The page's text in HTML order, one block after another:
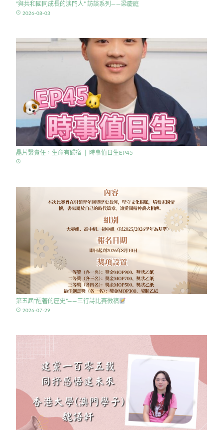
“與共和國同成長的澳門人” 訪談系列——梁慶庭
access_time 2026-08-03
晶片繫責任，生命有歸宿 │ 時事值日生EP45
access_time
第五屆”醒著的歷史”——三行詩比賽徵稿
access_time 2026-07-29